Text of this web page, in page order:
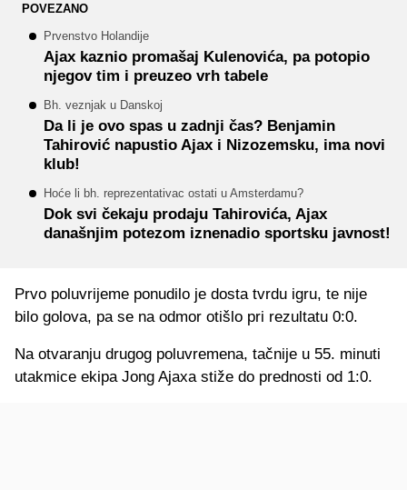
POVEZANO
Prvenstvo Holandije
Ajax kaznio promašaj Kulenovića, pa potopio
njegov tim i preuzeo vrh tabele
Bh. veznjak u Danskoj
Da li je ovo spas u zadnji čas? Benjamin
Tahirović napustio Ajax i Nizozemsku, ima novi
klub!
Hoće li bh. reprezentativac ostati u Amsterdamu?
Dok svi čekaju prodaju Tahirovića, Ajax
današnjim potezom iznenadio sportsku javnost!
Prvo poluvrijeme ponudilo je dosta tvrdu igru, te nije
bilo golova, pa se na odmor otišlo pri rezultatu 0:0.
Na otvaranju drugog poluvremena, tačnije u 55. minuti
utakmice ekipa Jong Ajaxa stiže do prednosti od 1:0.